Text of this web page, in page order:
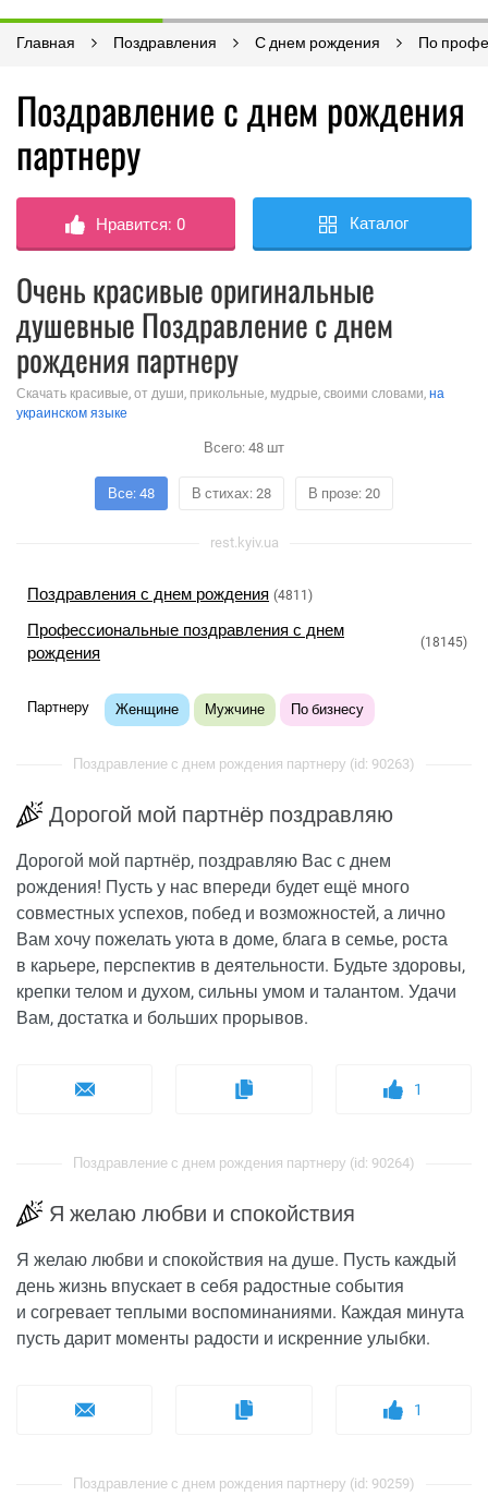
Главная Поздравления С днем рождения По
Поздравление с днем рождения
партнеру
Нравится:0 Каталог
Очень красивые оригинальные
душевные Поздравление с днем
рождения партнеру
Скачать красивые, от души, прикольные, мудрые, своими словами, на
украинском языке
Всего: 48 шт
Все: 48 В стихах: 28 В прозе: 20
rest.kyiv.ua
Поздравления с днем рождения (4811)
Профессиональные поздравления с днем
рождения
(18145)
Партнеру Женщине Мужчине По бизнесу
Поздравление с днем рождения партнеру (id: 90263)
Дорогой мой партнёр поздравляю
Дорогой мой партнёр, поздравляю Вас с днем
рождения! Пусть у нас впереди будет ещё много
совместных успехов, побед и возможностей, а лично
Вам хочу пожелать уюта в доме, блага в семье, роста
в карьере, перспектив в деятельности. Будьте здоровы,
крепки телом и духом, сильны умом и талантом. Удачи
Вам, достатка и больших прорывов.
1
Поздравление с днем рождения партнеру (id: 90264)
Я желаю любви и спокойствия
Я желаю любви и спокойствия на душе. Пусть каждый
день жизнь впускает в себя радостные события
и согревает теплыми воспоминаниями. Каждая минута
пусть дарит моменты радости и искренние улыбки.
1
Поздравление с днем рождения партнеру (id: 90259)